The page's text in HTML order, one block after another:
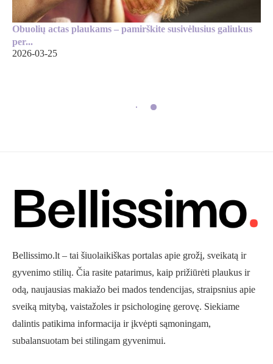
Obuolių actas plaukams – pamirškite susivėlusius galiukus
per...
2026-03-25
Bellissimo.lt – tai šiuolaikiškas portalas apie grožį, sveikatą ir
gyvenimo stilių. Čia rasite patarimus, kaip prižiūrėti plaukus ir
odą, naujausias makiažo bei mados tendencijas, straipsnius apie
sveiką mitybą, vaistažoles ir psichologinę gerovę. Siekiame
dalintis patikima informacija ir įkvėpti sąmoningam,
subalansuotam bei stilingam gyvenimui.